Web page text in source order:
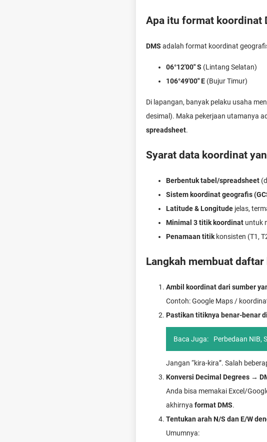
Apa itu format koordinat
DMS adalah format koordinat
06°12'00" S (Lintang Selatan)
106°49'00" E (Bujur Timur)
Di lapangan, banyak pelaku usaha
desimal). Maka pekerjaan utamanya
spreadsheet.
Syarat data koordinat
Berbentuk tabel/spreadsheet
Sistem koordinat geografis
Latitude & Longitude jelas,
Minimal 3 titik koordinat untuk
Penamaan titik konsisten (T1,
Langkah membuat
Ambil koordinat dari sumber
Contoh: Google Maps /
Pastikan titiknya benar-benar
Baca Juga: Perbedaan NIB,
Jangan “kira-kira”. Salah
Konversi Decimal Degrees →
Anda bisa memakai Excel/
akhirnya format DMS.
Tentukan arah N/S dan E/W
Umumnya: